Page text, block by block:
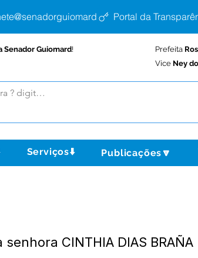
Portal da
Senador Guiomard! Prefeita
Vice Ney
Serviços⬇️ Publicações🔽
CINTHIA DIAS BRAÑA